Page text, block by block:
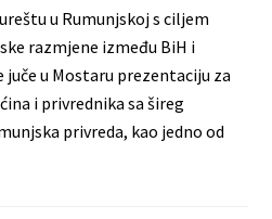
u Rumunjskoj s ciljem
razmjene između BiH i
u Mostaru prezentaciju za
i privrednika sa šireg
privreda, kao jedno od